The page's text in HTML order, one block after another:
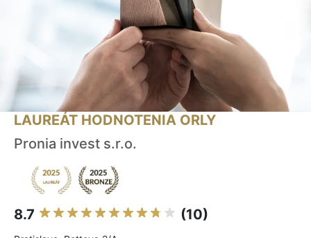
LAUREÁT HODNOTENIA ORLY
Pronia invest s.r.o.
8.7 (10)